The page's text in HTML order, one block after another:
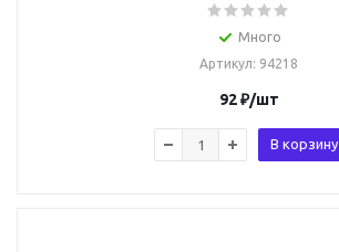
Много
Артикул: 94218
92₽/шт
В корзину